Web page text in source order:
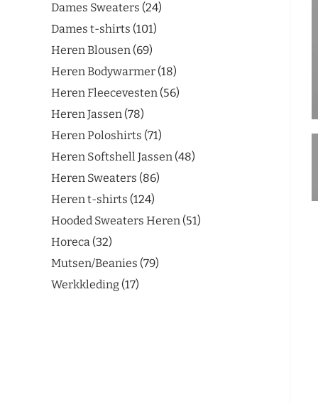
Dames Sweaters 24
Dames t-shirts 101
Heren Blousen 69
Heren Bodywarmer 18
Heren Fleecevesten 56
Heren Jassen 78
Heren Poloshirts 71
Heren Softshell Jassen 48
Heren Sweaters 86
Heren t-shirts 124
Hooded Sweaters Heren 51
Horeca 32
Mutsen/Beanies 79
Werkkleding 17